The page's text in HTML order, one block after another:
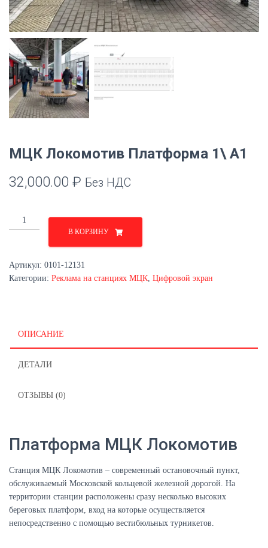
МЦК Локомотив Платформа 1\ A1
32,000.00 ₽ Без НДС
Количество
товара
Платформа
1\
В КОРЗИНУ
Артикул: 0101-12131
Категории: Реклама на станциях МЦК Цифровой экран
ОПИСАНИЕ
ДЕТАЛИ
ОТЗЫВЫ (0)
Платформа МЦК Локомотив
Станция МЦК Локомотив – современный остановочный пункт,
обслуживаемый Московской кольцевой железной дорогой. На
территории станции расположены сразу несколько высоких
береговых платформ, вход на которые осуществляется
непосредственно с помощью вестибюльных турникетов.